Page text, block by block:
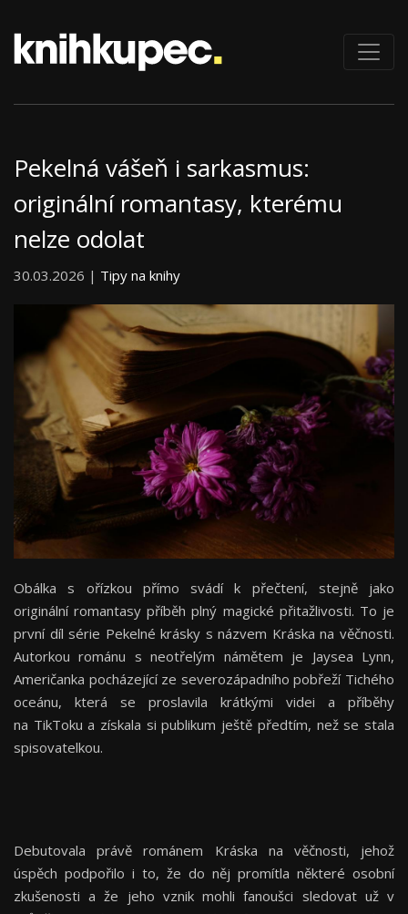
Pekelná vášeň i sarkasmus:
originální romantasy, kterému
nelze odolat
30.03.2026 | Tipy na knihy
Obálka s ořízkou přímo svádí k přečtení, stejně jako
originální romantasy příběh plný magické přitažlivosti. To je
první díl série Pekelné krásky s názvem Kráska na věčnosti.
Autorkou románu s neotřelým námětem je Jaysea Lynn,
Američanka pocházející ze severozápadního pobřeží Tichého
oceánu, která se proslavila krátkými videi a příběhy
na TikToku a získala si publikum ještě předtím, než se stala
spisovatelkou.
Debutovala právě románem Kráska na věčnosti, jehož
úspěch podpořilo i to, že do něj promítla některé osobní
zkušenosti a že jeho vznik mohli fanoušci sledovat už v